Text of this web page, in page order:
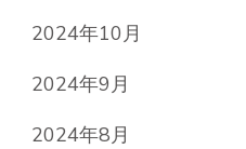
2024年10月
2024年9月
2024年8月